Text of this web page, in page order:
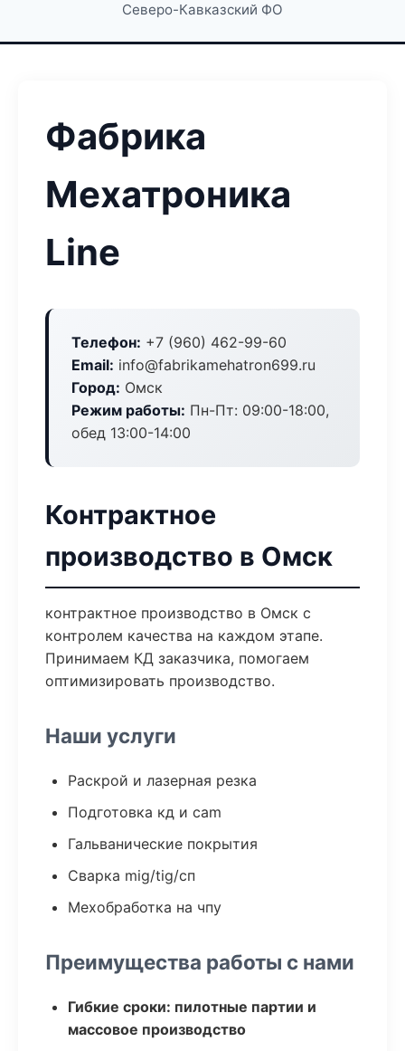
Северо-Кавказский ФО
Фабрика
Мехатроника
Line
Телефон: +7 (960) 462-99-60
Email: info@fabrikamehatron699.ru
Город: Омск
Режим работы: Пн-Пт: 09:00-18:00,
обед 13:00-14:00
Контрактное
производство в Омск
контрактное производство в Омск с
контролем качества на каждом этапе.
Принимаем КД заказчика, помогаем
оптимизировать производство.
Наши услуги
Раскрой и лазерная резка
Подготовка кд и cam
Гальванические покрытия
Сварка mig/tig/сп
Мехобработка на чпу
Преимущества работы с нами
Гибкие сроки: пилотные партии и
массовое производство